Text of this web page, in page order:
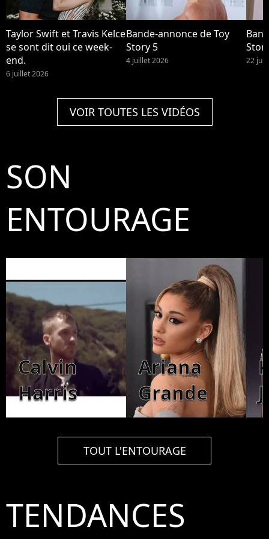
Taylor Swift et Travis Kelce
se sont dit oui ce week-
end.
6 juillet 2026
Bande-annonce de Toy
Story 5
4 juillet 2026 22
VOIR TOUTES LES VIDÉOS
SON
ENTOURAGE
Calvin
Harris
Ariana
Grande
TOUT L'ENTOURAGE
TENDANCES